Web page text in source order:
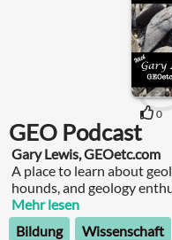
0
GEO Podcast
Gary Lewis, GEOetc.com
A place to learn about
hounds, and geology
Fridays!Gary Lewis is an
to share his passion for
Mehr lesen
Bildung
Wissenschaft